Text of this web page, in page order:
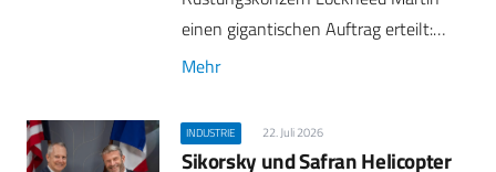
einen gigantischen Auftrag erteilt:…
Mehr
INDUSTRIE 22. Juli 2026
Sikorsky und Safran Helicopter